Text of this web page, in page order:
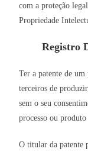
com a proteção
Propriedade
Registro
Ter a patente de
terceiros de
sem o seu
processo ou
O titular da patente